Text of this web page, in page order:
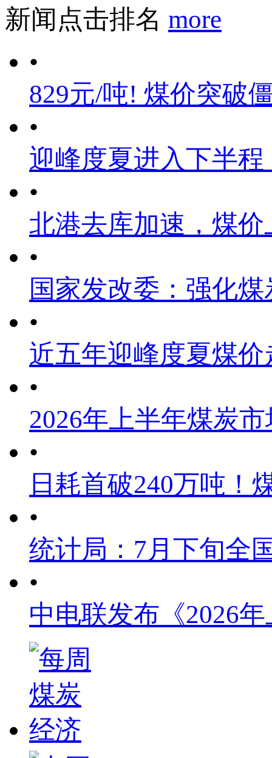
新闻点击排名 more
•
829元/吨! 煤价突破
•
迎峰度夏进入下半
•
北港去库加速，煤
•
国家发改委：强化
•
近五年迎峰度夏煤价
•
2026年上半年煤炭
•
日耗首破240万吨！
•
统计局：7月下旬全
•
中电联发布《2026